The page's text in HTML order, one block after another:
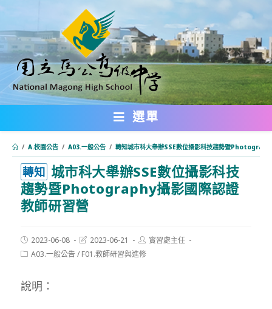
轉
主
要
內
選單
/ A.校園公告 / A03.一般公告 / 轉知城市科大舉辦SSE數位攝影科技趨勢暨
轉知 城市科大舉辦SSE數位攝影科技
趨勢暨Photography攝影國際認證
教師研習營
Post
published:
2023-06-08
Post
modified:
2023-06-21
Post
author:
實習處主任
PostA03.一般公告/ F01.教師研習與進修
說明：